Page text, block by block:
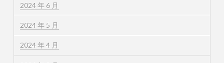
2024 年 6 月
2024 年 5 月
2024 年 4 月